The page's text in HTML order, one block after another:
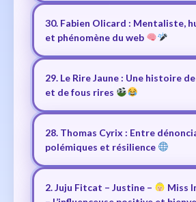
30. Fabien Olicard : Mentaliste,
et phénomène du web
29. Le Rire Jaune : Une histoire
et de fous rires
28. Thomas Cyrix : Entre
polémiques et résilience
2. Juju Fitcat – Justine –
Miss